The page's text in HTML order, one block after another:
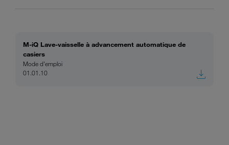
M-iQ Lave-vaisselle à advancement automatique de
casiers
Mode d'emploi
01.01.10